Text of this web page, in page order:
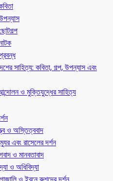
সাহিত্য: কবিতা, গল্প, উপন্যাস এবং
ও মুক্তিযুদ্ধের সাহিত্য
ও অস্তিত্ববাদ
এবং রাসেলের দর্শন
ও মানবতাবাদ
ও অধিবিদ্যা